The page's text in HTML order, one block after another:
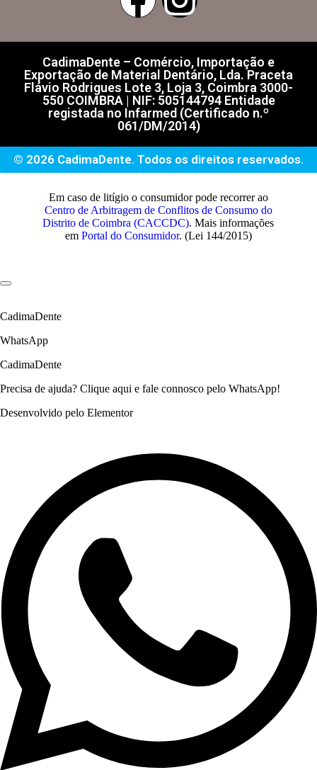
CadimaDente – Comércio, Importação e
Exportação de Material Dentário, Lda. Praceta
Flávio Rodrigues Lote 3, Loja 3, Coimbra 3000-
550 COIMBRA | NIF: 505144794 Entidade
registada no Infarmed (Certificado n.º
061/DM/2014)
© 2026 CadimaDente. Todos os direitos reservados.
Em caso de litígio o consumidor pode recorrer ao
Centro de Arbitragem de Conflitos de Consumo do
Distrito de Coimbra (CACCDC). Mais informações
em Portal do Consumidor. (Lei 144/2015)
CadimaDente
WhatsApp
CadimaDente
Precisa de ajuda? Clique aqui e fale connosco pelo WhatsApp!
Desenvolvido pelo Elementor